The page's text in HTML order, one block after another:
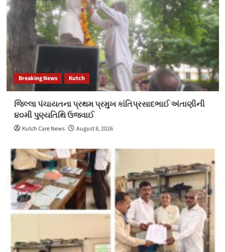
Breaking News Kutch
જિલ્લા પંચાયતના પ્રથમ પ્રમુખ કાંતિપ્રસાદભાઈ અંતાણીની
૪૦મી પુણ્યતિથિ ઉજવાઈ
Kutch Care News August 8, 2026